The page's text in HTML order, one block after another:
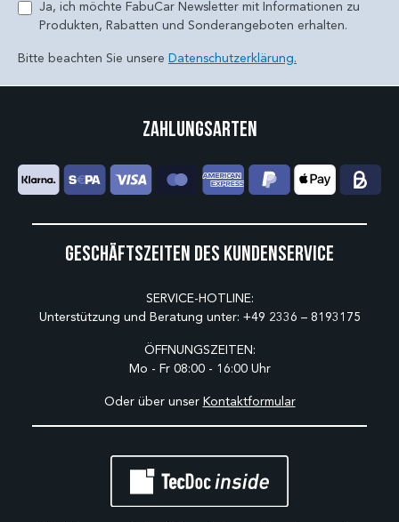
Ja, ich möchte FabuCar Newsletter mit Informationen zu
Produkten, Rabatten und Sonderangeboten erhalten.
Bitte beachten Sie unsere Datenschutzerklärung.
Geschäftszeiten des Kundenservice
SERVICE-HOTLINE:
Unterstützung und Beratung unter: +49 2336 – 8193175
ÖFFNUNGSZEITEN:
Mo - Fr 08:00 - 16:00 Uhr
Oder über unser Kontaktformular
Zahlungsarten